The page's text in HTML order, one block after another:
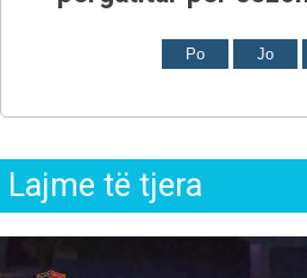
Po Jo
Lajme të tjera